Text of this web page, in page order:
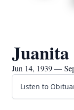
Jun 14, 1939 —
Listen to